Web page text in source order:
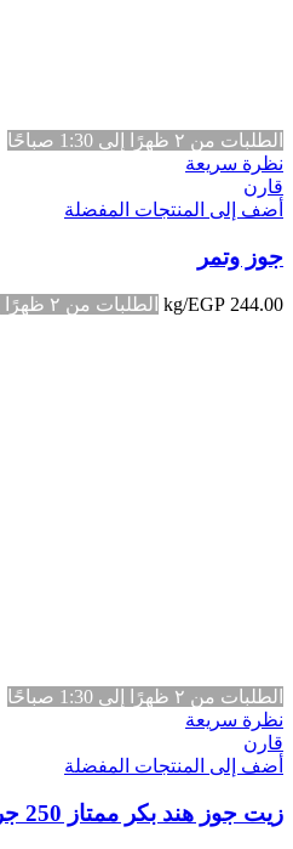
الطلبات من ٢ ظهرًا إلى 1:30 صباحًا
نظرة سريعة
قارن
أضف إلى المنتجات المفضلة
جوز وتمر
EGP 244.00
/kg الطلبات من ٢ ظهرًا إلى 1:30 صباحًا
الطلبات من ٢ ظهرًا إلى 1:30 صباحًا
نظرة سريعة
قارن
أضف إلى المنتجات المفضلة
زيت جوز هند بكر ممتاز 250 جرام